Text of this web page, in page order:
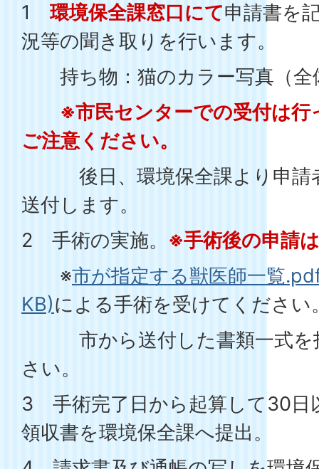
1 環境保全課窓口にて申請書を
況等の聞き取りを行います。
持ち物：猫のカラー写真（全
※市民センターでの受付は行
ご注意ください。
後日、環境保全課より申
送付します。
2 手術の実施。 ※手術後の申請
※市が指定する獣医師一覧
KB)による手術を受けてください
市から送付した書類一式を
さい。
3 手術完了日から起算して30日
領収書を環境保全課へ提出。